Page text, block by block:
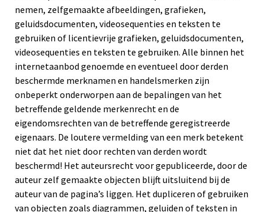
nemen, zelfgemaakte afbeeldingen, grafieken,
geluidsdocumenten, videosequenties en teksten te
gebruiken of licentievrije grafieken, geluidsdocumenten,
videosequenties en teksten te gebruiken. Alle binnen het
internetaanbod genoemde en eventueel door derden
beschermde merknamen en handelsmerken zijn
onbeperkt onderworpen aan de bepalingen van het
betreffende geldende merkenrecht en de
eigendomsrechten van de betreffende geregistreerde
eigenaars. De loutere vermelding van een merk betekent
niet dat het niet door rechten van derden wordt
beschermd! Het auteursrecht voor gepubliceerde, door de
auteur zelf gemaakte objecten blijft uitsluitend bij de
auteur van de pagina’s liggen. Het dupliceren of gebruiken
van objecten zoals diagrammen, geluiden of teksten in